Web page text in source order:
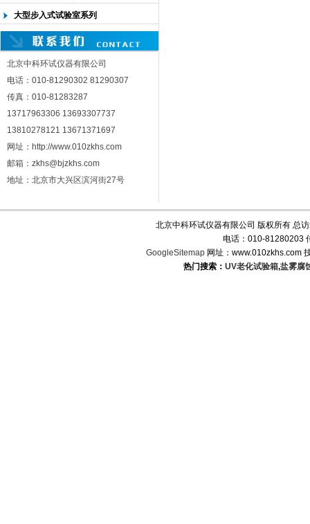
大型步入式试验室系列
北京中科环试仪器有限公司
电话：010-81290302 81290307
传真：010-81283287
13717963306 13693307737
13810278121 13671371697
网址：http://www.010zkhs.com
邮箱：zkhs@bjzkhs.com
地址：北京市大兴区滨河街27号
北京中科环试仪器有限公司 版权所有 总
电话：010-81280203
GoogleSitemap 网址：www.010zkhs.com
热门搜索： UV老化试验箱,盐雾腐